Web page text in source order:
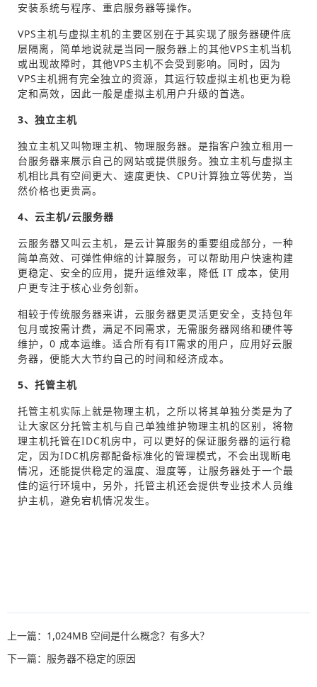
安装系统与程序、重启服务器等操作。
VPS主机与虚拟主机的主要区别在于其实现了服务器硬件底
层隔离，简单地说就是当同一服务器上的其他VPS主机当机
或出现故障时，其他VPS主机不会受到影响。同时，因为
VPS主机拥有完全独立的资源，其运行较虚拟主机也更为稳
定和高效，因此一般是虚拟主机用户升级的首选。
3、独立主机
独立主机又叫物理主机、物理服务器。是指客户独立租用一
台服务器来展示自己的网站或提供服务。独立主机与虚拟主
机相比具有空间更大、速度更快、CPU计算独立等优势，当
然价格也更贵高。
4、云主机/云服务器
云服务器又叫云主机，是云计算服务的重要组成部分，一种
简单高效、可弹性伸缩的计算服务，可以帮助用户快速构建
更稳定、安全的应用，提升运维效率，降低 IT 成本，使用
户更专注于核心业务创新。
相较于传统服务器来讲，云服务器更灵活更安全，支持包年
包月或按需计费，满足不同需求，无需服务器网络和硬件等
维护，0 成本运维。适合所有有IT需求的用户，应用好云服
务器，便能大大节约自己的时间和经济成本。
5、托管主机
托管主机实际上就是物理主机，之所以将其单独分类是为了
让大家区分托管主机与自己单独维护物理主机的区别，将物
理主机托管在IDC机房中，可以更好的保证服务器的运行稳
定，因为IDC机房都配备标准化的管理模式，不会出现断电
情况，还能提供稳定的温度、湿度等，让服务器处于一个最
佳的运行环境中，另外，托管主机还会提供专业技术人员维
护主机，避免宕机情况发生。
上一篇：1,024MB 空间是什么概念？有多大？
下一篇：服务器不稳定的原因